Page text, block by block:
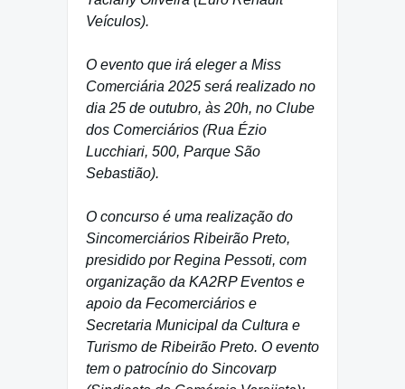
Veículos).
O evento que irá eleger a Miss
Comerciária 2025 será realizado no
dia 25 de outubro, às 20h, no Clube
dos Comerciários (Rua Ézio
Lucchiari, 500, Parque São
Sebastião).
O concurso é uma realização do
Sincomerciários Ribeirão Preto,
presidido por Regina Pessoti, com
organização da KA2RP Eventos e
apoio da Fecomerciários e
Secretaria Municipal da Cultura e
Turismo de Ribeirão Preto. O evento
tem o patrocínio do Sincovarp